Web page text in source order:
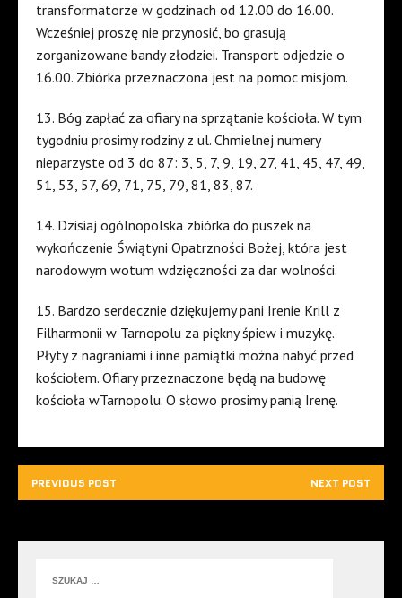
transformatorze w godzinach od 12.00 do 16.00.
Wcześniej proszę nie przynosić, bo grasują
zorganizowane bandy złodziei. Transport odjedzie o
16.00. Zbiórka przeznaczona jest na pomoc misjom.
13. Bóg zapłać za ofiary na sprzątanie kościoła. W tym
tygodniu prosimy rodziny z ul. Chmielnej numery
nieparzyste od 3 do 87: 3, 5, 7, 9, 19, 27, 41, 45, 47, 49,
51, 53, 57, 69, 71, 75, 79, 81, 83, 87.
14. Dzisiaj ogólnopolska zbiórka do puszek na
wykończenie Świątyni Opatrzności Bożej, która jest
narodowym wotum wdzięczności za dar wolności.
15. Bardzo serdecznie dziękujemy pani Irenie Krill z
Filharmonii w Tarnopolu za piękny śpiew i muzykę.
Płyty z nagraniami i inne pamiątki można nabyć przed
kościołem. Ofiary przeznaczone będą na budowę
kościoła wTarnopolu. O słowo prosimy panią Irenę.
PREVIOUS POST NEXT POST